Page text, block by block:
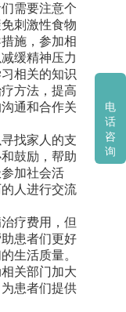
需要注意个
刺激性食物
施，参加相
缓精神压力
相关的知识
方法，提高
通和合作关
找家人的支
鼓励，帮助
加社会活
人进行交流
疗费用，但
患者们更好
生活质量。
关部门加大
患者们提供
电
话
咨
询